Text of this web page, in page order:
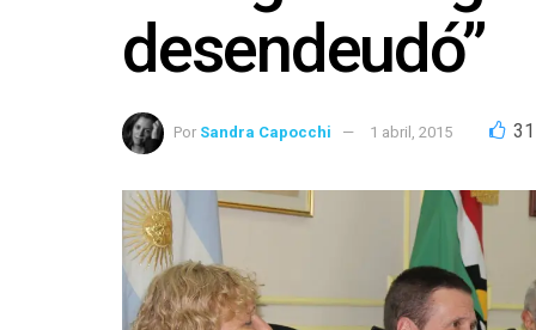
desendeudó”
Por Sandra Capocchi 1 abril, 2015 31